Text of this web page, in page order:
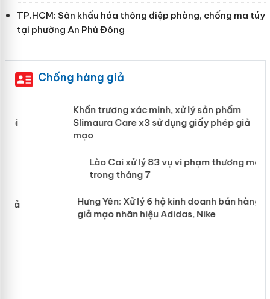
TP.HCM: Sân khấu hóa thông điệp phòng, chống ma túy
tại phường An Phú Đông
Chống hàng giả
Khẩn trương xác minh, xử lý sản phẩm
Slimaura Care x3 sử dụng giấy phép
giả mạo
mại trong tháng 7